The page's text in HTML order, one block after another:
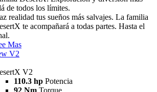
de todos los límites.
realidad tus sueños más salvajes. La familia
te acompañará a todas partes. Hasta el
Mas
V2
V2
110.3 hp Potencia